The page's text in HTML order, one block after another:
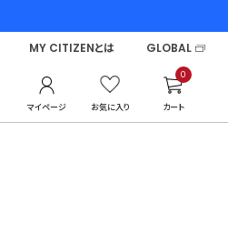
マイページ お気に入り
0
カート
MY CITIZENとは GLOBAL